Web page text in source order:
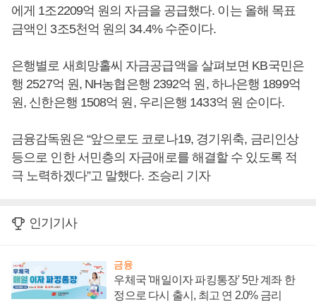
에게 1조2209억 원의 자금을 공급했다. 이는 올해 목표
금액인 3조5천억 원의 34.4% 수준이다.
은행별로 새희망홀씨 자금공급액을 살펴보면 KB국민은
행 2527억 원, NH농협은행 2392억 원, 하나은행 1899억
원, 신한은행 1508억 원, 우리은행 1433억 원 순이다.
금융감독원은 “앞으로도 코로나19, 경기위축, 금리인상
등으로 인한 서민층의 자금애로를 해결할 수 있도록 적
극 노력하겠다”고 말했다. 조승리 기자
인기기사
금융
우체국 '매일이자 파킹통장' 5만 계좌 한
정으로 다시 출시, 최고 연 2.0% 금리